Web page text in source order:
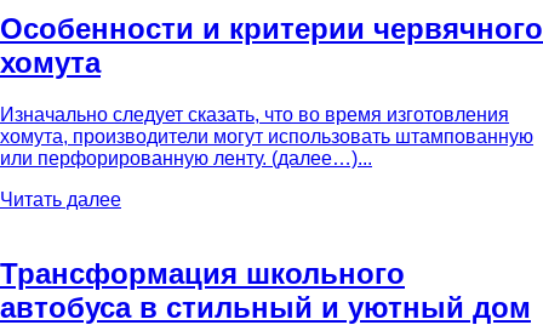
Особенности и критерии червячного
хомута
Изначально следует сказать, что во время изготовления
хомута, производители могут использовать штампованную
или перфорированную ленту. (далее…)...
Читать далее
Трансформация школьного
автобуса в стильный и уютный дом